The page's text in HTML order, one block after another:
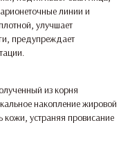
линии и
улучшает
предупреждает
из корня
накопление жировой
кожи, устраняя провисание